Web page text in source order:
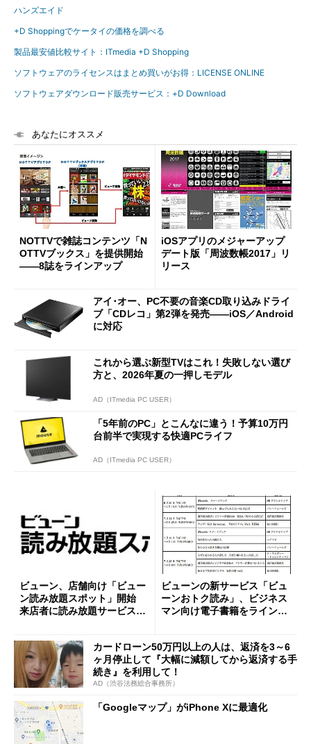
ハンズエイド
+D Shoppingでケータイの価格を調べる
製品最安値比較サイト：ITmedia +D Shopping
ソフトウェアのライセンスはまとめ買いがお得：LICENSE ONLINE
ソフトウェアダウンロード販売サービス：+D Download
あなたにオススメ
NOTTVで雑誌コンテンツ「N
OTTVブックス」を提供開始
――8誌をラインアップ
iOSアプリのメジャーアップ
デート版「周波数帳2017」リ
リース
アイ･オー、PC不要の音楽CD取り込みドライ
ブ「CDレコ」第2弾を発売――iOS／Android
に対応
これから選ぶ新型TVはこれ！失敗しない選び
方と、2026年夏の一押しモデル
AD（ITmedia PC USER）
「5年前のPC」とこんなに違う！予算10万円
台前半で実現する快適PCライフ
AD（ITmedia PC USER）
ビューン、店舗向け「ビュー
ン読み放題スポット」開始
来店者に読み放題サービスを
ビューンの新サービス「ビュ
ーンおトク読み」、ビジネス
マン向け電子書籍をラインア
カードローン50万円以上の人は、返済を3～6
ヶ月停止して『大幅に減額してから返済する手
続き』を利用して！
AD（渋谷法務総合事務所）
「Googleマップ」がiPhone Xに最適化